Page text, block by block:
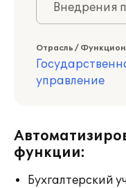
Внедрения
Отрасль /
управление
функции:
Бухгалтерский